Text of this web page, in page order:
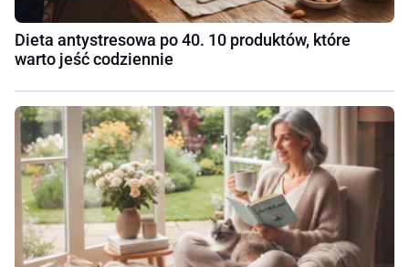
Dieta antystresowa po 40. 10 produktów, które
warto jeść codziennie